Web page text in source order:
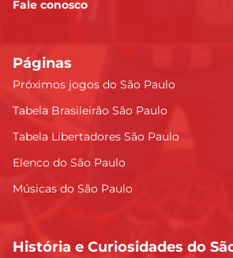
Fale conosco
Páginas
Próximos jogos do São Paulo
Tabela Brasileirão São Paulo
Tabela Libertadores São Paulo
Elenco do São Paulo
Músicas do São Paulo
História e Curiosidades do